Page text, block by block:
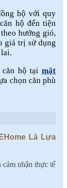
bộ với quy
hộ đến tiện
hướng gió,
giá trị sử dụng
hộ tại mặt
chọn căn phù
Là Lựa
nhận thực tế